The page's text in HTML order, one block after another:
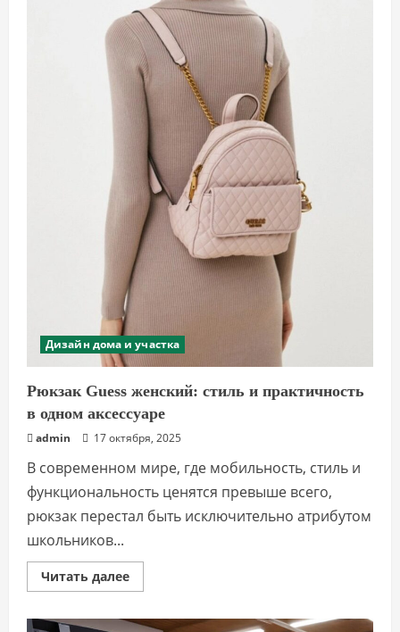
Дизайн дома и участка
Рюкзак Guess женский: стиль и практичность
в одном аксессуаре
admin 17 октября, 2025
В современном мире, где мобильность, стиль и
функциональность ценятся превыше всего,
рюкзак перестал быть исключительно атрибутом
школьников...
Читать далееПрочитать
больше
Guess